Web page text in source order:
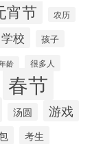
宵节 农历
学校 孩子
龄 很多人
春节
汤圆
游戏
考生